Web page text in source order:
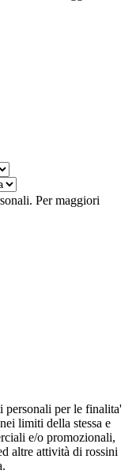
Per maggiori
personali per le finalita'
limiti della stessa e
e/o promozionali,
altre attività di rossini